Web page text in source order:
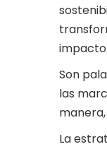
impacto.
Son
las
La